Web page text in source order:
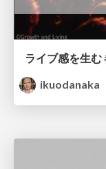
ikuodanaka